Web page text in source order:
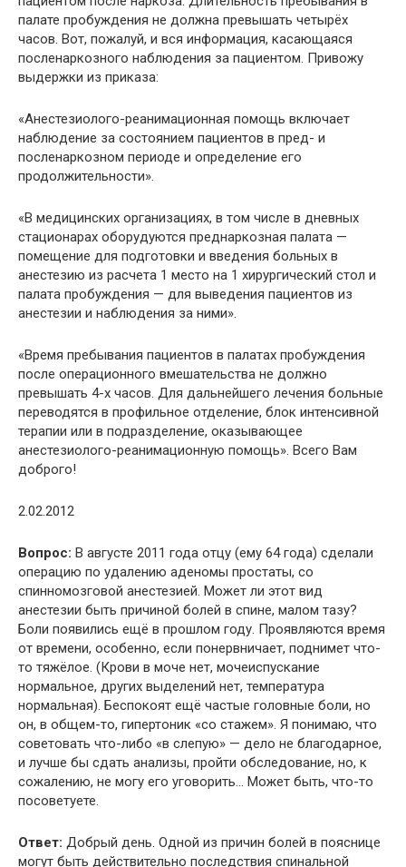
палате пробуждения не должна превышать четырёх
часов. Вот, пожалуй, и вся информация, касающаяся
посленаркозного наблюдения за пациентом. Привожу
выдержки из приказа:
«Анестезиолого-реанимационная помощь включает
наблюдение за состоянием пациентов в пред- и
посленаркозном периоде и определение его
продолжительности».
«В медицинских организациях, в том числе в дневных
стационарах оборудуются преднаркозная палата —
помещение для подготовки и введения больных в
анестезию из расчета 1 место на 1 хирургический стол и
палата пробуждения — для выведения пациентов из
анестезии и наблюдения за ними».
«Время пребывания пациентов в палатах пробуждения
после операционного вмешательства не должно
превышать 4-х часов. Для дальнейшего лечения больные
переводятся в профильное отделение, блок интенсивной
терапии или в подразделение, оказывающее
анестезиолого-реанимационную помощь». Всего Вам
доброго!
2.02.2012
Вопрос: В августе 2011 года отцу (ему 64 года) сделали
операцию по удалению аденомы простаты, со
спинномозговой анестезией. Может ли этот вид
анестезии быть причиной болей в спине, малом тазу?
Боли появились ещё в прошлом году. Проявляются время
от времени, особенно, если понервничает, поднимет что-
то тяжёлое. (Крови в моче нет, мочеиспускание
нормальное, других выделений нет, температура
нормальная). Беспокоят ещё частые головные боли, но
он, в общем-то, гипертоник «со стажем». Я понимаю, что
советовать что-либо «в слепую» — дело не благодарное,
и лучше бы сдать анализы, пройти обследование, но, к
сожалению, не могу его уговорить… Может быть, что-то
посоветуете.
Ответ: Добрый день. Одной из причин болей в пояснице
могут быть действительно последствия спинальной